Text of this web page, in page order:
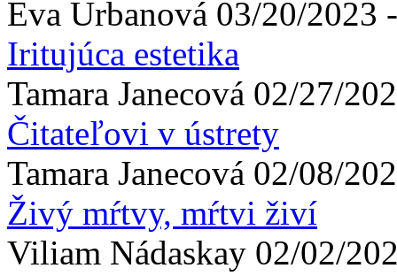
Eva Urbanová 03/20/2023
Iritujúca estetika
Tamara Janecová 02/27/
Čitateľovi v ústrety
Tamara Janecová 02/08/
Živý mŕtvy, mŕtvi živí
Viliam Nádaskay 02/02/